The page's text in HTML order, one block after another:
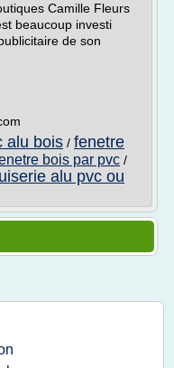
Camille Fleurs
beaucoup investi
de son
alu bois / fenetre
bois par pvc /
alu pvc ou